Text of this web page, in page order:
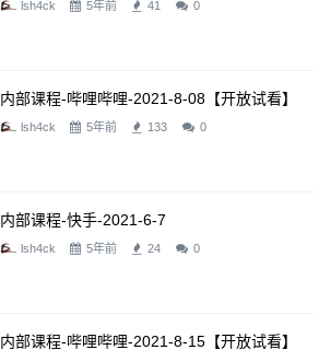
lsh4ck 5年前 41 0
内部课程-哔哩哔哩-2021-8-08【开放试看】
lsh4ck 5年前 133 0
内部课程-快手-2021-6-7
lsh4ck 5年前 24 0
内部课程-哔哩哔哩-2021-8-15【开放试看】